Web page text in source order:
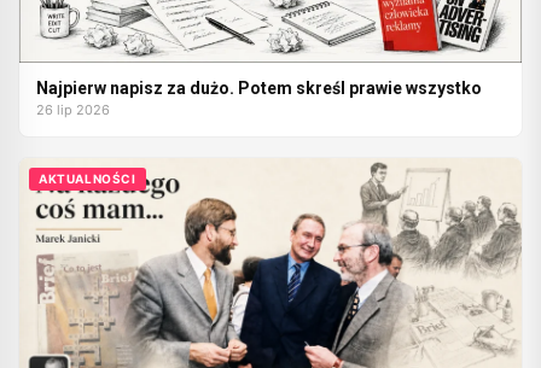
Najpierw napisz za dużo. Potem skreśl prawie wszystko
26 lip 2026
AKTUALNOŚCI